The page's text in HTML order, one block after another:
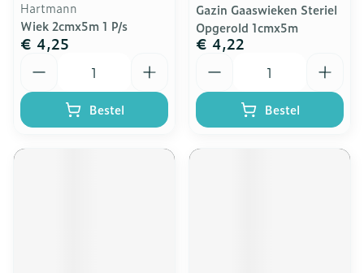
Hartmann
Wiek 2cmx5m 1 P/s
€ 4,25
Bestel
Gazin Gaaswieken Steriel
Opgerold 1cmx5m
€ 4,22
Bestel